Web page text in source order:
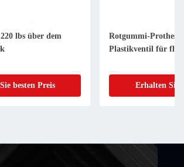
lbs über dem
besten Preis
Rotgummi-
Plastikventil für
Erhalten Sie